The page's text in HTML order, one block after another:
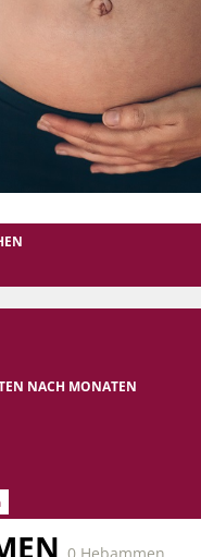
NACH MONATEN